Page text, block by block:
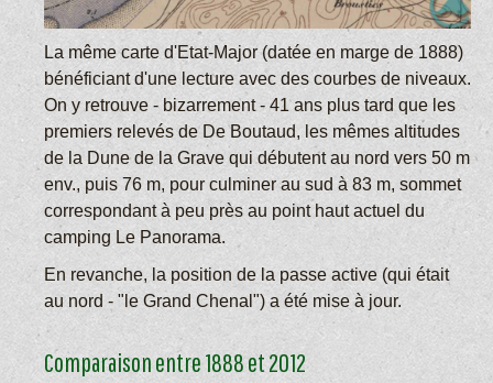
La même carte d'Etat-Major (datée en marge de 1888)
bénéficiant d'une lecture avec des courbes de niveaux.
On y retrouve - bizarrement - 41 ans plus tard que les
premiers relevés de De Boutaud, les mêmes altitudes
de la Dune de la Grave qui débutent au nord vers 50 m
env., puis 76 m, pour culminer au sud à 83 m, sommet
correspondant à peu près au point haut actuel du
camping Le Panorama.
En revanche, la position de la passe active (qui était
au nord - "le Grand Chenal") a été mise à jour.
Comparaison entre 1888 et 2012